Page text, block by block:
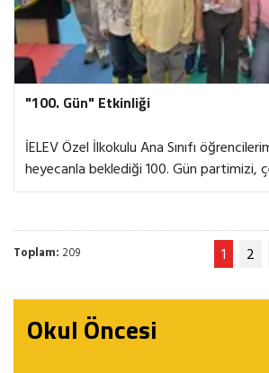
"100. Gün" Etkinliği
İELEV Özel İlkokulu Ana Sınıfı
heyecanla beklediği 100. Gün partimizi,
etkinlikleriyle kutladık. Öğrencilerimiz, evden getirdikleri 100
oluşan materyaller ile
matematik etkinliklerine aktif olarak katıldı. 100’e
yaşadığımız bu özel günü unutulmaz
Toplam: 209 1 2
Okul Öncesi